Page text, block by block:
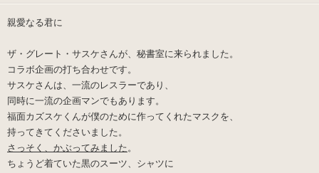
親愛なる君に
ザ・グレート・サスケさんが、秘書室に来られました。
コラボ企画の打ち合わせです。
サスケさんは、一流のレスラーであり、
同時に一流の企画マンでもあります。
福面カズスケくんが僕のために作ってくれたマスクを、
持ってきてくださいました。
さっそく、かぶってみました。
ちょうど着ていた黒のスーツ、シャツに